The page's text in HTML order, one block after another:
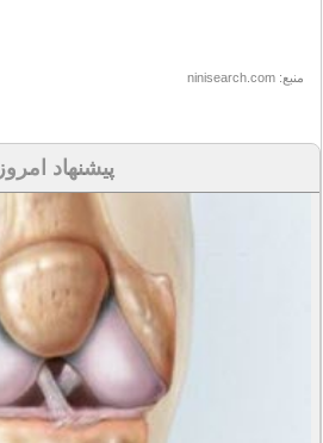
منبع: ninisearch.com
پیشنهاد امروز